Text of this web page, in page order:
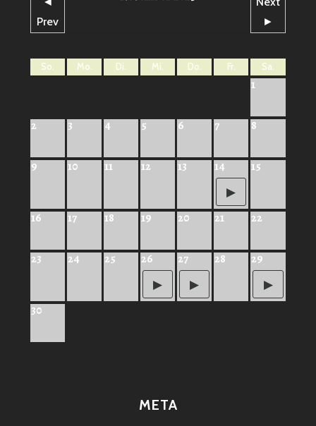
Prev
►
So. Mo. Di. Mi. Do. Fr. Sa.
1
2 3 4 5 6 7 8
9 10 11 12 13 14 15
16 17 18 19 20 21 22
23 24 25 26 27 28 29
30
META